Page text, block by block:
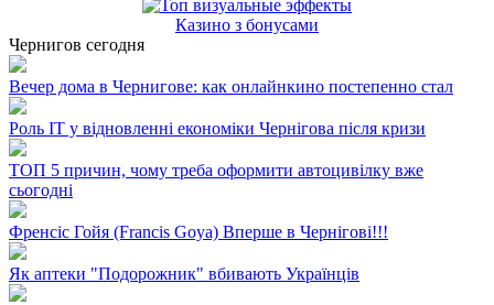
Казино з бонусами
Чернигов сегодня
Вечер дома в Чернигове: как онлайнкино постепенно стал
Роль ІТ у відновленні економіки Чернігова після кризи
ТОП 5 причин, чому треба оформити автоцивілку вже
сьогодні
Френсіс Гойя (Francis Goya) Вперше в Чернігові!!!
Як аптеки "Подорожник" вбивають Українців